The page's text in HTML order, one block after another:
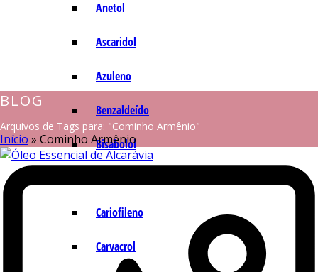
Anetol
Ascaridol
Azuleno
Benzaldeído
Bisabolol
Cariofileno
Carvacrol
BLOG
Arquivos de Tags para: "Cominho Armênio"
Início » Cominho Armênio